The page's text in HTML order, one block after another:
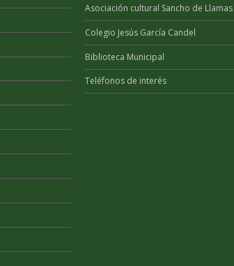
Asociación cultural Sancho de Llamas
Colegio Jesús García Candel
Biblioteca Municipal
Teléfonos de interés